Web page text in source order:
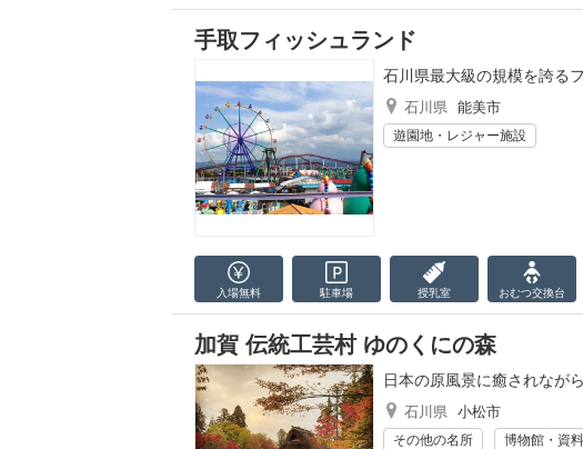
手取フィッシュランド
石川県最大級の規模を誇る
石川県 能美市
遊園地・レジャー施設
入場無料 駐車場 授乳室 おむつ交換台
加賀 伝統工芸村 ゆのくにの森
日本の原風景に癒されなが
石川県 小松市
その他の名所 博物館・資